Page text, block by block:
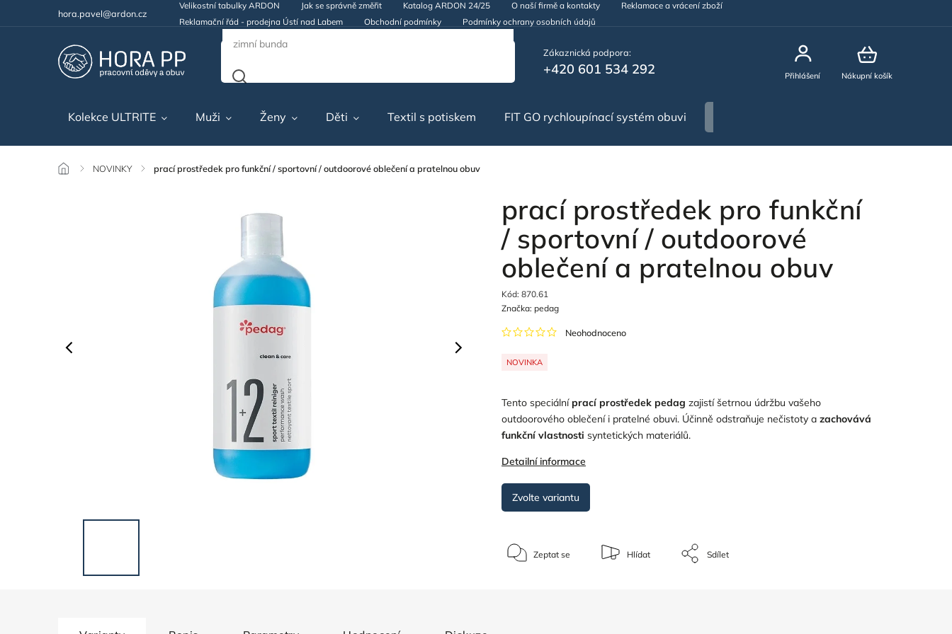
hora.pavel@ardon.cz
Velikostní tabulky ARDON Jak se správně změřit Katalog ARDON 24/25 O naší firmě a kontakty
Reklamace a vrácení zboží
Reklamační řád - prodejna Ústí nad Labem
Obchodní podmínky Podmínky ochrany osobních údajů
Zákaznická podpora:
+420 601 534 292 Nákupní košík
Přihlášení
Kolekce ULTRITE Muži Ženy Děti Textil s potiskem FIT GO rychloupínací systém obuvi
/ NOVINKY / prací prostředek pro funkční / sportovní / outdoorové oblečení a pratelnou obuv
prací prostředek pro funkční
/ sportovní / outdoorové
oblečení a pratelnou obuv
Kód: 870.61
NOVINKA
Neohodnoceno
Tento speciálníprací prostředek pedag zajistí šetrnou údržbu vašeho
outdoorového oblečení i pratelné obuvi. Účinně odstraňuje nečistoty a zachovává
funkční vlastnosti syntetických materiálů.
Detailní informace
Značka: pedag
Zvolte variantu
Zeptat se Hlídat Sdílet